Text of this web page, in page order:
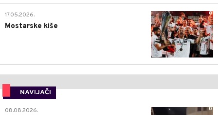
0
17.05.2026.
Mostarske kiše
NAVIJAČI
0
08.08.2026.